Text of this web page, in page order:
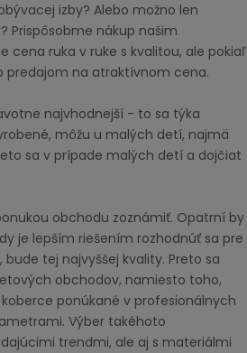
izby? Alebo možno len
Prispôsobme nákup našim
cena ruka v ruke s kvalitou, ale pokiaľ
predajom na atraktívnom cena.
najvhodnejší - to sa týka
môžu u malých detí, najmä
sa v prípade malých detí a dojčiat
obchodu zoznámiť. Opatrní by
je lepším riešením rozhodnúť sa pre
tej najvyššej kvality. Preto sa
obchodov, namiesto toho,
ponúkané v profesionálnych
Výber takéhoto
trendmi, ale aj s materiálmi